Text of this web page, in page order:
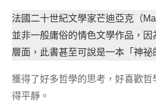
法國二十世紀文學家芒迪亞克（
並非一般庸俗的情色文學作品，
層面，此書甚至可說是一本「神祕
獲得了好多哲學的思考，好喜歡
得平靜。